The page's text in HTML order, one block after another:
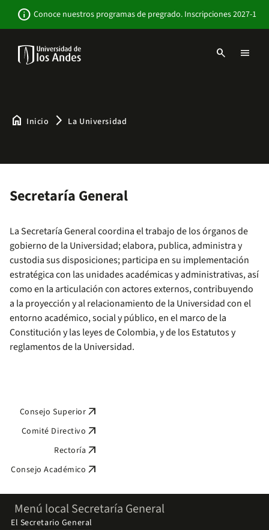
contenido
info Conoce nuestros programas de pregrado. Inscripciones 2027-1
search menu
home Inicio arrow_forward_ios La Universidad
Secretaría General
La Secretaría General coordina el trabajo de los órganos de
gobierno de la Universidad; elabora, publica, administra y
custodia sus disposiciones; participa en su implementación
estratégica con las unidades académicas y administrativas, así
como en la articulación con actores externos, contribuyendo
a la proyección y al relacionamiento de la Universidad con el
entorno académico, social y público, en el marco de la
Constitución y las leyes de Colombia, y de los Estatutos y
reglamentos de la Universidad.
Consejo Superior arrow_outward
Comité Directivo arrow_outward
Rectoría arrow_outward
Consejo Académico arrow_outward
Menú local Secretaría General
El Secretario General